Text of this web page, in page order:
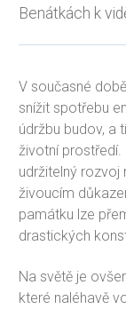
Benátkách k
V současné
snížit spotřebu
údržbu budov, a
životní
udržitelný rozvoj
živoucím
památku lze
drastických
Na světě je
které naléhavě